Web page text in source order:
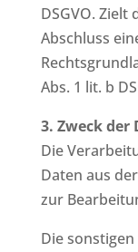
DSGVO. Zielt
Abschluss
Abs. 1 lit. b
3. Zweck
Die
Daten aus
zur
Die